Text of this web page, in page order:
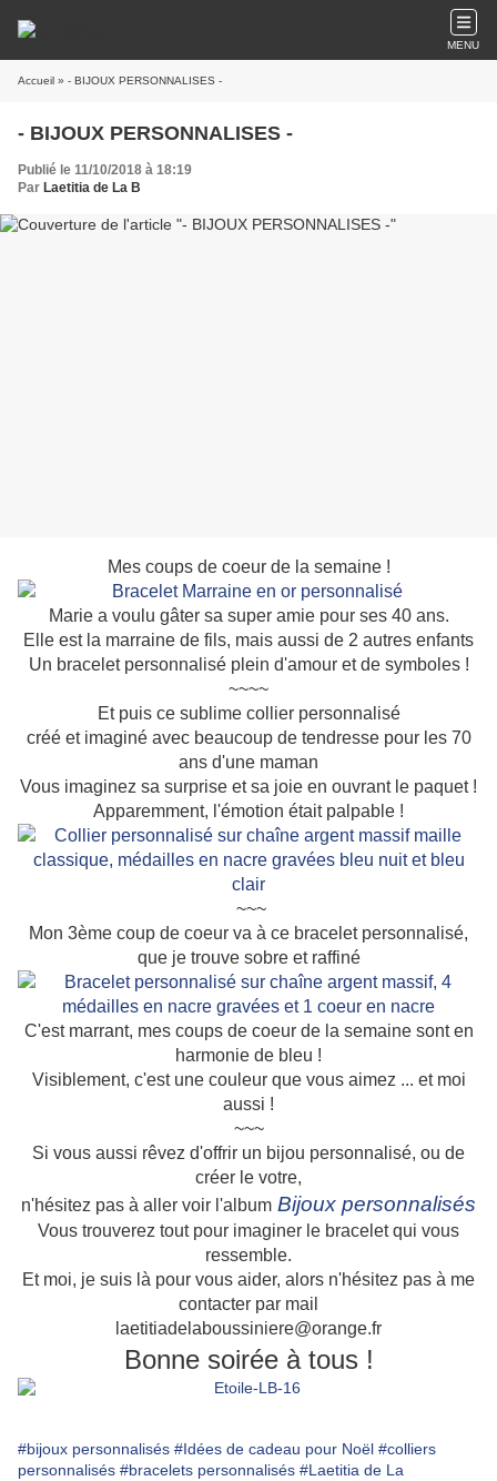
MENU
Accueil » - BIJOUX PERSONNALISES -
- BIJOUX PERSONNALISES -
Publié le 11/10/2018 à 18:19
Par Laetitia de La B
Mes coups de coeur de la semaine !
Marie a voulu gâter sa super amie pour ses 40 ans.
Elle est la marraine de fils, mais aussi de 2 autres enfants
Un bracelet personnalisé plein d'amour et de symboles !
~~~~
Et puis ce sublime collier personnalisé
créé et imaginé avec beaucoup de tendresse pour les 70
ans d'une maman
Vous imaginez sa surprise et sa joie en ouvrant le paquet !
Apparemment, l'émotion était palpable !
~~~
Mon 3ème coup de coeur va à ce bracelet personnalisé,
que je trouve sobre et raffiné
C'est marrant, mes coups de coeur de la semaine sont en
harmonie de bleu !
Visiblement, c'est une couleur que vous aimez ... et moi
aussi !
~~~
Si vous aussi rêvez d'offrir un bijou personnalisé, ou de
créer le votre,
n'hésitez pas à aller voir l'album Bijoux personnalisés
Vous trouverez tout pour imaginer le bracelet qui vous
ressemble.
Et moi, je suis là pour vous aider, alors n'hésitez pas à me
contacter par mail
laetitiadelaboussiniere@orange.fr
Bonne soirée à tous !
#bijoux personnalisés #Idées de cadeau pour Noël #colliers
personnalisés #bracelets personnalisés #Laetitia de La